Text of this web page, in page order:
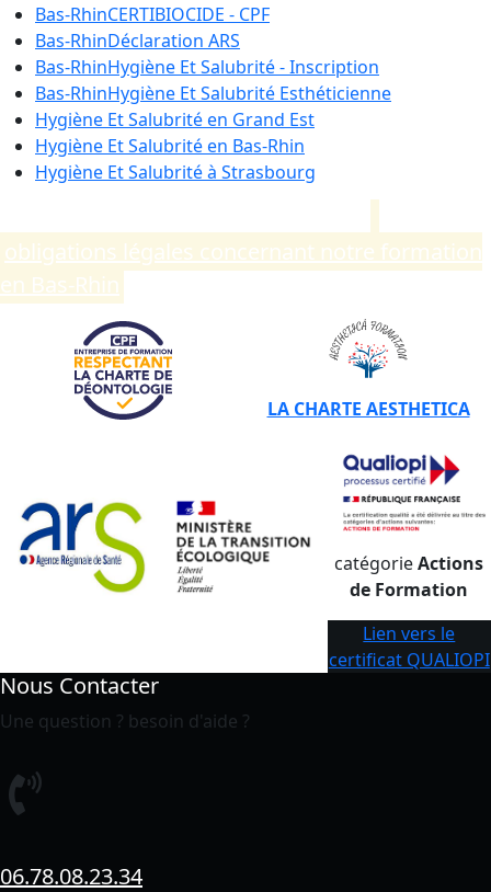
Bas-RhinCERTIBIOCIDE - CPF
Bas-RhinDéclaration ARS
Bas-RhinHygiène Et Salubrité - Inscription
Bas-RhinHygiène Et Salubrité Esthéticienne
Hygiène Et Salubrité en Grand Est
Hygiène Et Salubrité en Bas-Rhin
Hygiène Et Salubrité à Strasbourg
obligations légales concernant notre formation
en Bas-Rhin
LA CHARTE AESTHETICA
catégorieActions
de Formation
Lien vers le
certificat QUALIOPI
Nous Contacter
Une question ? besoin d'aide ?
06.78.08.23.34